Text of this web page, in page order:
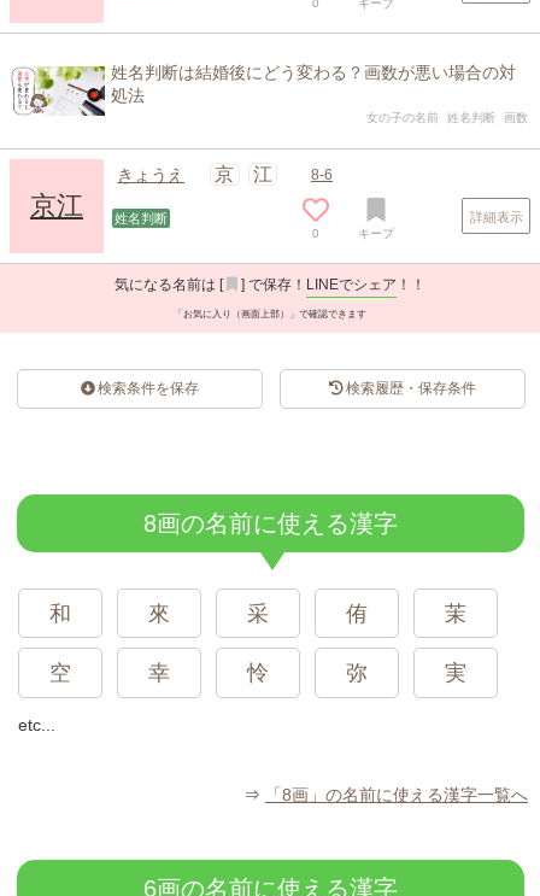
姓名判断は結婚後にどう変わる？画数が悪い場合の対
処法
女の子の名前 姓名判断 画数
京江
きょうえ 京 江 8-6
姓名判断
0 キープ
詳細表示
気になる名前は [ ] で保存！ LINEでシェア ！！
「お気に入り（画面上部）」で確認できます
検索条件を保存 検索履歴・保存条件
8画の名前に使える漢字
和 來 采 侑 茉
空 幸 怜 弥 実
etc...
⇒ 「8画」の名前に使える漢字一覧へ
6画の名前に使える漢字